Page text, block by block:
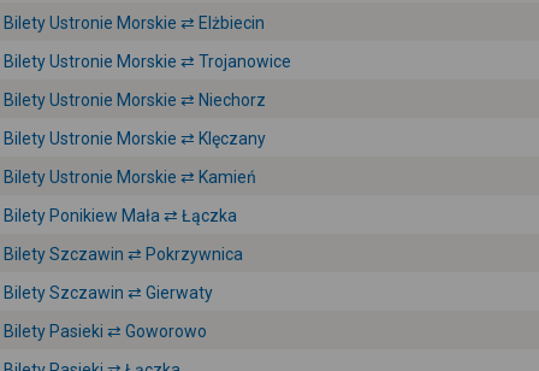
Bilety Ustronie Morskie ⇄ Elżbiecin
Bilety Ustronie Morskie ⇄ Trojanowice
Bilety Ustronie Morskie ⇄ Niechorz
Bilety Ustronie Morskie ⇄ Klęczany
Bilety Ustronie Morskie ⇄ Kamień
Bilety Ponikiew Mała ⇄ Łączka
Bilety Szczawin ⇄ Pokrzywnica
Bilety Szczawin ⇄ Gierwaty
Bilety Pasieki ⇄ Goworowo